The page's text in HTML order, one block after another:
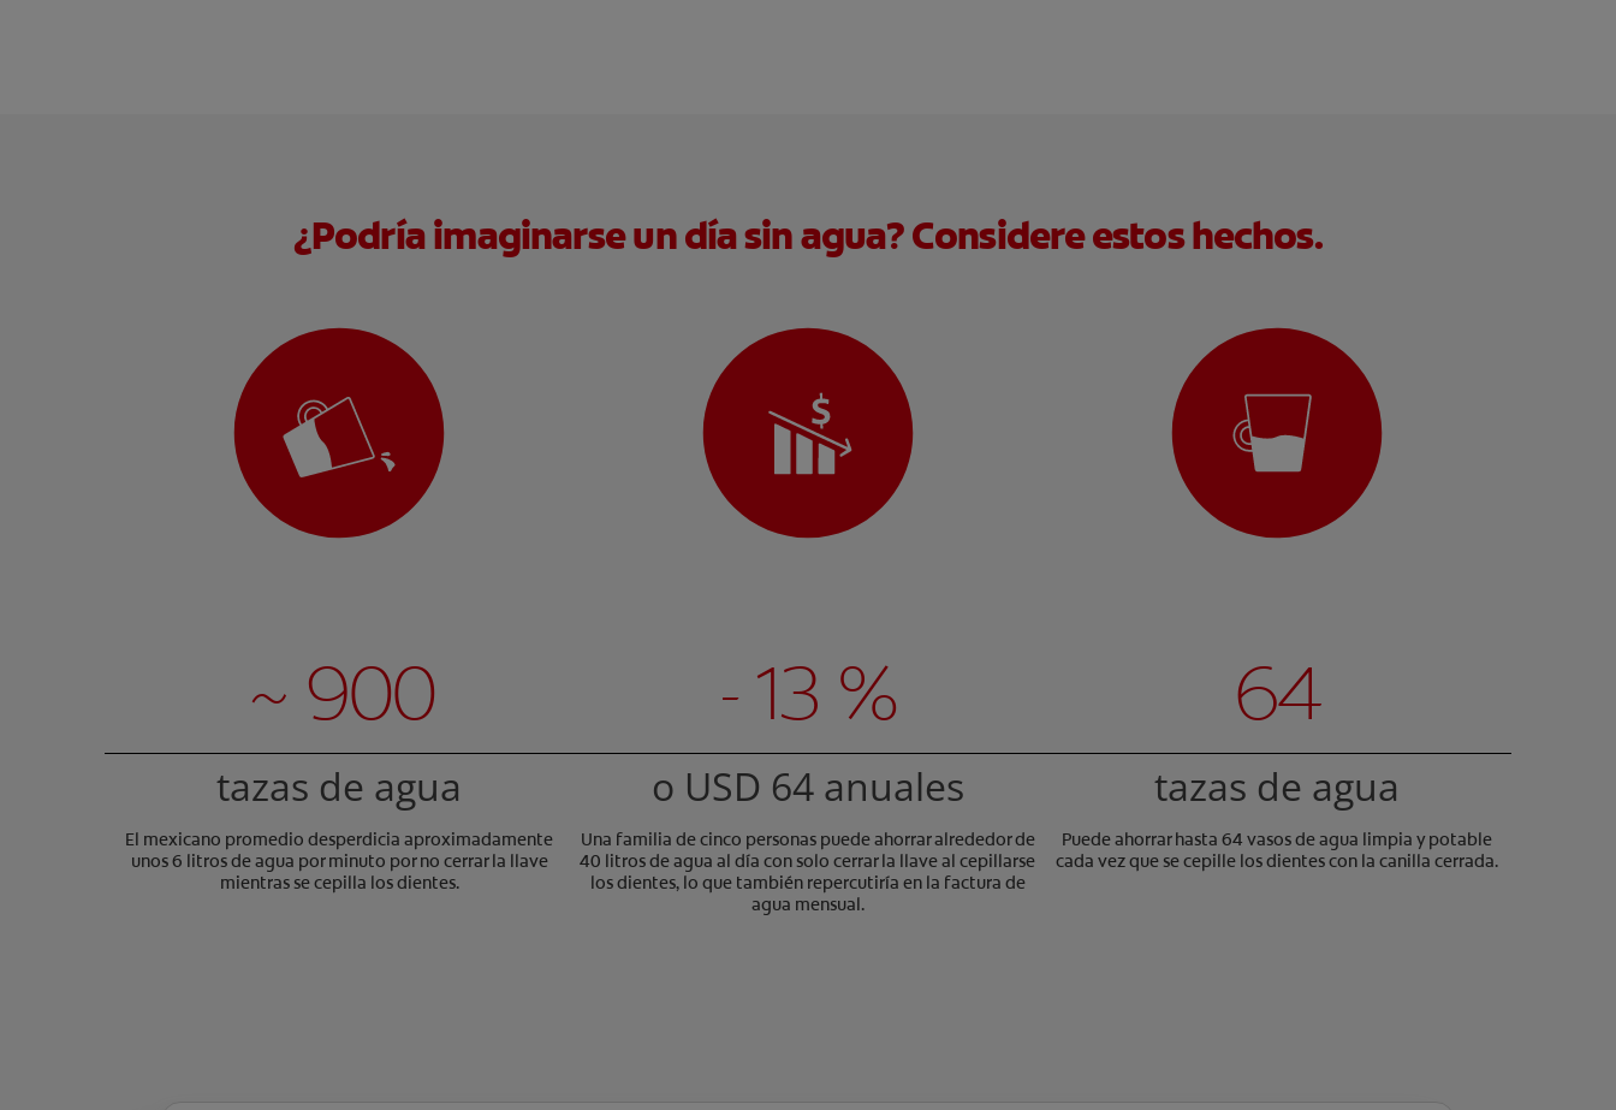
¿Podría imaginarse un día sin agua? Considere estos hechos.
~ 900
tazas de agua
El mexicano promedio desperdicia aproximadamente
unos 6 litros de agua por minuto por no cerrar la llave
mientras se cepilla los dientes.
- 13 %
o USD 64 anuales
Una familia de cinco personas puede ahorrar alrededor de
40 litros de agua al día con solo cerrar la llave al cepillarse
los dientes, lo que también repercutiría en la factura de
agua mensual.
64
tazas de agua
Puede ahorrar hasta 64 vasos de agua limpia y potable
cada vez que se cepille los dientes con la canilla cerrada.